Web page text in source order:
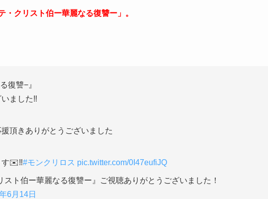
クリスト伯ー華麗なる復讐ー」。
復讐−』
ました‼️
頂きありがとうございました
す✉️‼️#モンクリロス pic.twitter.com/0I47eufiJQ
ト伯ー華麗なる復讐ー』ご視聴ありがとうございました！
6月14日